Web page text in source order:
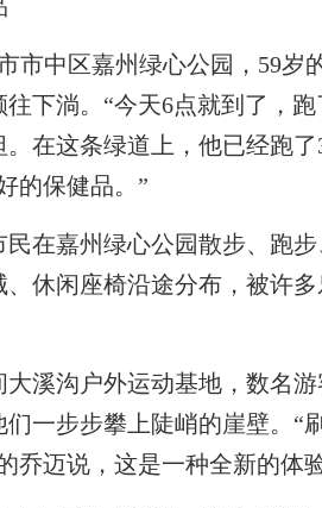
中区嘉州绿心公园，59岁
下淌。“今天6点就到了，
在这条绿道上，他已经跑
的保健品。”
嘉州绿心公园散步、跑步
、休闲座椅沿途分布，被许
沟户外运动基地，数名游
一步步攀上陡峭的崖壁。“
乔迈说，这是一种全新的体验